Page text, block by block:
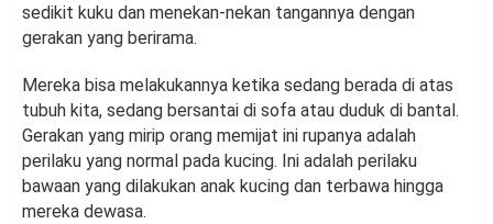
sedikit kuku dan menekan-nekan tangannya dengan
gerakan yang berirama.
Mereka bisa melakukannya ketika sedang berada di atas
tubuh kita, sedang bersantai di sofa atau duduk di bantal.
Gerakan yang mirip orang memijat ini rupanya adalah
perilaku yang normal pada kucing. Ini adalah perilaku
bawaan yang dilakukan anak kucing dan terbawa hingga
mereka dewasa.